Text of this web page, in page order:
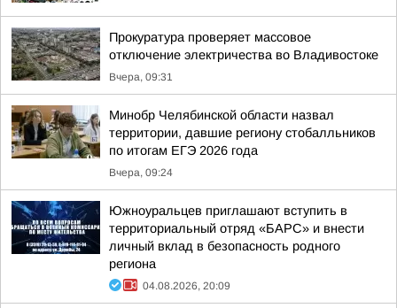
Прокуратура проверяет массовое
отключение электричества во Владивостоке
Вчера, 09:31
Минобр Челябинской области назвал
территории, давшие региону стобалльников
по итогам ЕГЭ 2026 года
Вчера, 09:24
Южноуральцев приглашают вступить в
территориальный отряд «БАРС» и внести
личный вклад в безопасность родного
региона
04.08.2026, 20:09